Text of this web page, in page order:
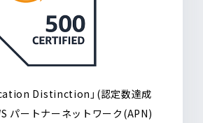
Distinction」(認定数達成
パートナーネットワーク(APN)